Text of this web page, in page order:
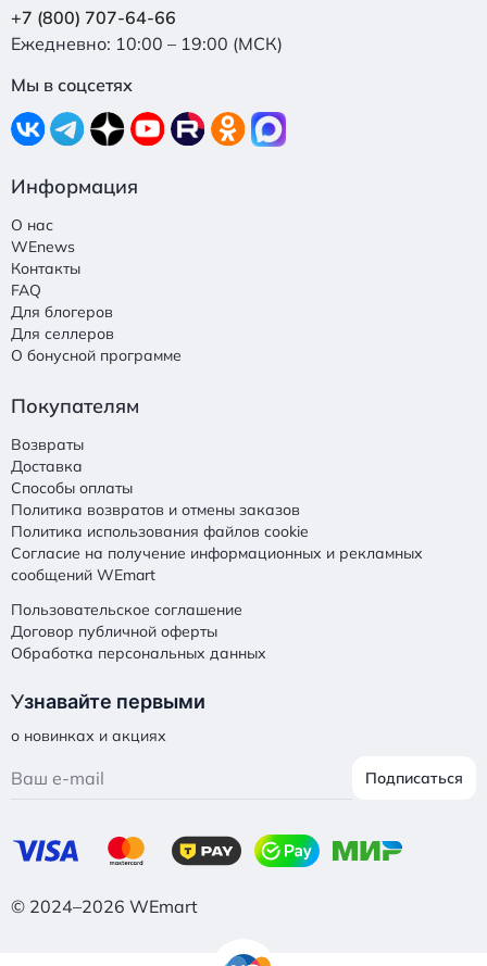
+7 (800) 707-64-66
Ежедневно: 10:00 – 19:00 (МСК)
Мы в соцсетях
Информация
О нас
WEnews
Контакты
FAQ
Для блогеров
Для селлеров
О бонусной программе
Покупателям
Возвраты
Доставка
Способы оплаты
Политика возвратов и отмены заказов
Политика использования файлов cookie
Согласие на получение информационных и рекламных
сообщений WEmart
Пользовательское соглашение
Договор публичной оферты
Обработка персональных данных
Узнавайте первыми
о новинках и акциях
Подписаться
© 2024–2026 WEmart